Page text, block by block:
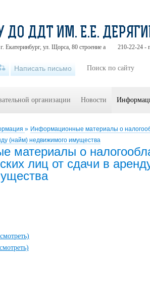
» Информационные материалы о
(найм) недвижимого имущества
материалы о
лиц от сдачи в
ДО ДДТ ИМ. Е.Е.
Екатеринбург, ул. Щорса, 80 строение а 210-22-24 -
Написать письмо
организации Новости